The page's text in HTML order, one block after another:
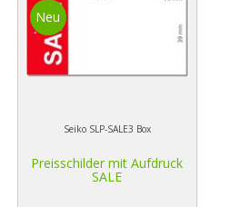
Neu
Seiko SLP-SALE3 Box
Preisschilder mit Aufdruck
SALE